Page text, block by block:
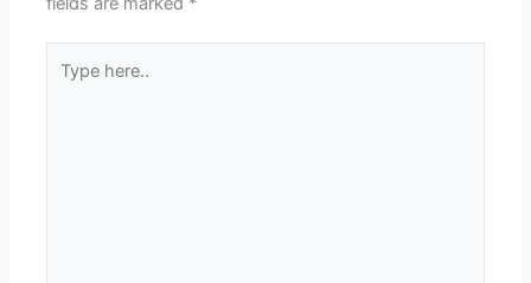
here..